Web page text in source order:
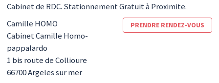
Cabinet de RDC. Stationnement Gratuit à Proximite.
Camille HOMO PRENDRE RENDEZ-VOUS
Cabinet Camille Homo-
pappalardo
1 bis route de Collioure
66700Argeles sur mer